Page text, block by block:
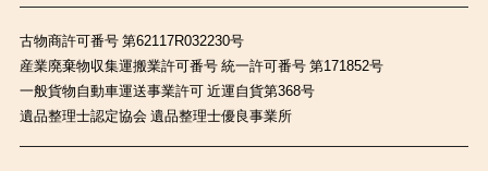
古物商許可番号 第62117R032230号
産業廃棄物収集運搬業許可番号 統一許可番号 第171852号
一般貨物自動車運送事業許可 近運自貨第368号
遺品整理士認定協会 遺品整理士優良事業所